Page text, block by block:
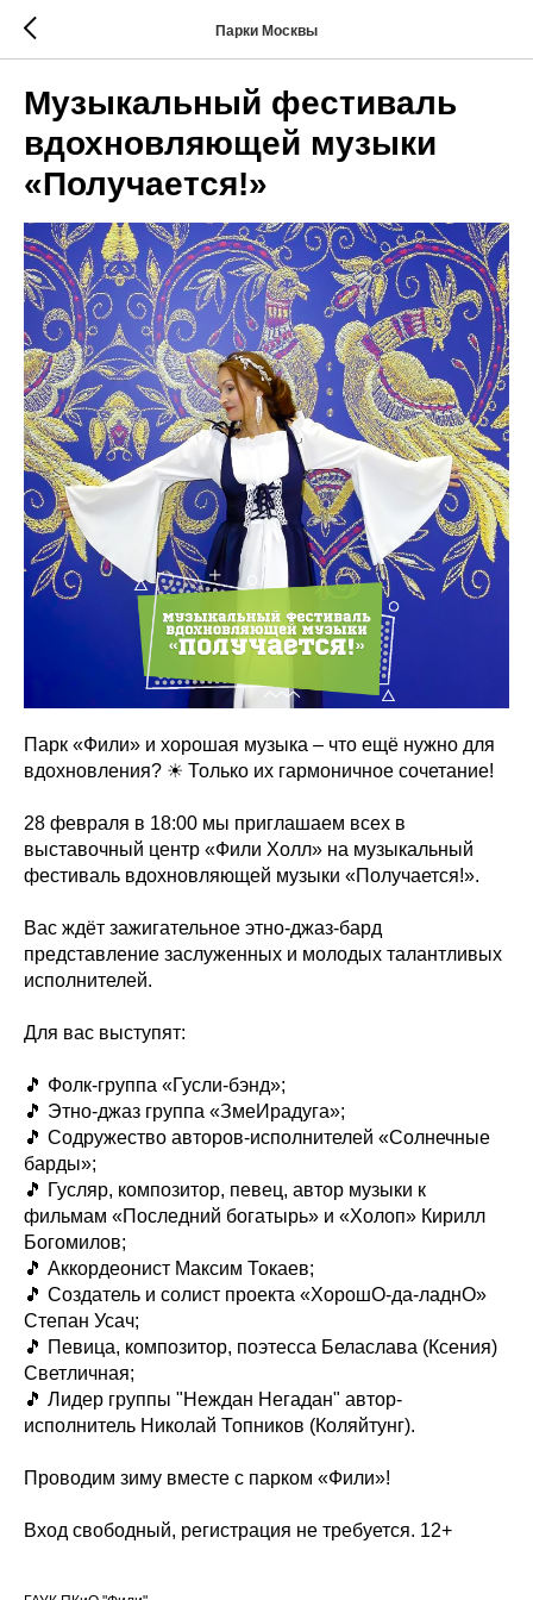
Парки Москвы
Музыкальный фестиваль
вдохновляющей музыки
«Получается!»
Парк «Фили» и хорошая музыка – что ещё нужно для
вдохновления? ☀ Только их гармоничное сочетание!
28 февраля в 18:00 мы приглашаем всех в
выставочный центр «Фили Холл» на музыкальный
фестиваль вдохновляющей музыки «Получается!».
Вас ждёт зажигательное этно-джаз-бард
представление заслуженных и молодых талантливых
исполнителей.
Для вас выступят:
🎵 Фолк-группа «Гусли-бэнд»;
🎵 Этно-джаз группа «ЗмеИрадуга»;
🎵 Содружество авторов-исполнителей «Солнечные
барды»;
🎵 Гусляр, композитор, певец, автор музыки к
фильмам «Последний богатырь» и «Холоп» Кирилл
Богомилов;
🎵 Аккордеонист Максим Токаев;
🎵 Создатель и солист проекта «ХорошО-да-ладнО»
Степан Усач;
🎵 Певица, композитор, поэтесса Беласлава (Ксения)
Светличная;
🎵 Лидер группы "Неждан Негадан" автор-
исполнитель Николай Топников (Коляйтунг).
Проводим зиму вместе с парком «Фили»!
Вход свободный, регистрация не требуется. 12+